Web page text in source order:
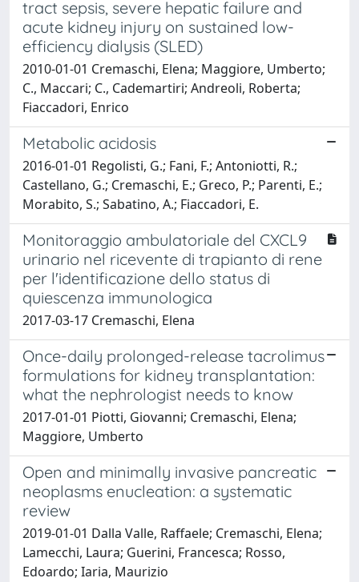
tract sepsis, severe hepatic failure and
acute kidney injury on sustained low-
efficiency dialysis (SLED)
2010-01-01 Cremaschi, Elena; Maggiore, Umberto;
C., Maccari; C., Cademartiri; Andreoli, Roberta;
Fiaccadori, Enrico
Metabolic acidosis
2016-01-01 Regolisti, G.; Fani, F.; Antoniotti, R.;
Castellano, G.; Cremaschi, E.; Greco, P.; Parenti, E.;
Morabito, S.; Sabatino, A.; Fiaccadori, E.
Monitoraggio ambulatoriale del CXCL9
urinario nel ricevente di trapianto di rene
per l'identificazione dello status di
quiescenza immunologica
2017-03-17 Cremaschi, Elena
Once-daily prolonged-release tacrolimus
formulations for kidney transplantation:
what the nephrologist needs to know
2017-01-01 Piotti, Giovanni; Cremaschi, Elena;
Maggiore, Umberto
Open and minimally invasive pancreatic
neoplasms enucleation: a systematic
review
2019-01-01 Dalla Valle, Raffaele; Cremaschi, Elena;
Lamecchi, Laura; Guerini, Francesca; Rosso,
Edoardo; Iaria, Maurizio